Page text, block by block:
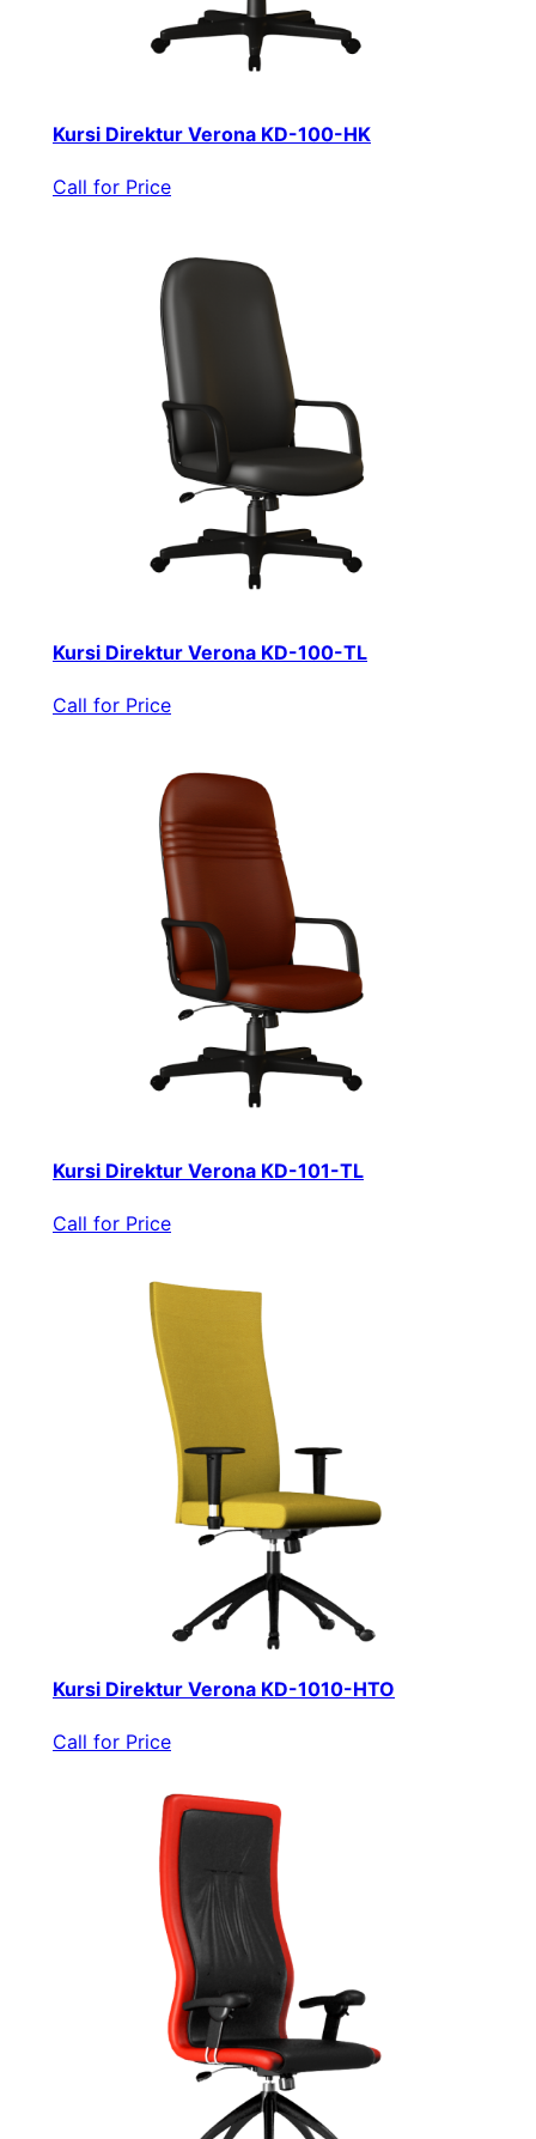
Kursi Direktur Verona KD-100-HK
Call for Price
Kursi Direktur Verona KD-100-TL
Call for Price
Kursi Direktur Verona KD-101-TL
Call for Price
Kursi Direktur Verona KD-1010-HTO
Call for Price